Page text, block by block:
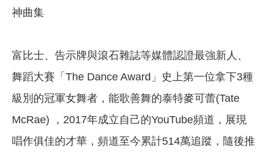
神曲集
富比士、告示牌與滾石雜誌等媒體認證最強新人、
舞蹈大賽「The Dance Award」史上第一位拿下3種
級別的冠軍女舞者，能歌善舞的泰特麥可蕾(Tate
McRae) ，2017年成立自己的YouTube頻道，展現
唱作俱佳的才華，頻道至今累計514萬追蹤，隨後推